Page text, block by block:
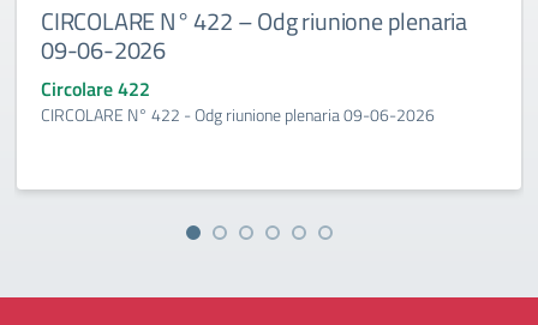
CIRCOLARE N° 422 – Odg riunione plenaria
09-06-2026
Circolare 422
CIRCOLARE N° 422 - Odg riunione plenaria 09-06-2026